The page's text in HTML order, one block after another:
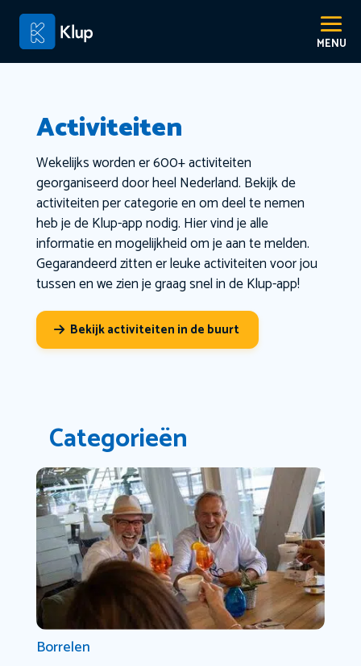
Activiteiten
Wekelijks worden er 600+ activiteiten
georganiseerd door heel Nederland. Bekijk de
activiteiten per categorie en om deel te nemen
heb je de Klup-app nodig. Hier vind je alle
informatie en mogelijkheid om je aan te melden.
Gegarandeerd zitten er leuke activiteiten voor jou
tussen en we zien je graag snel in de Klup-app!
Bekijk activiteiten in de buurt
Categorieën
Borrelen